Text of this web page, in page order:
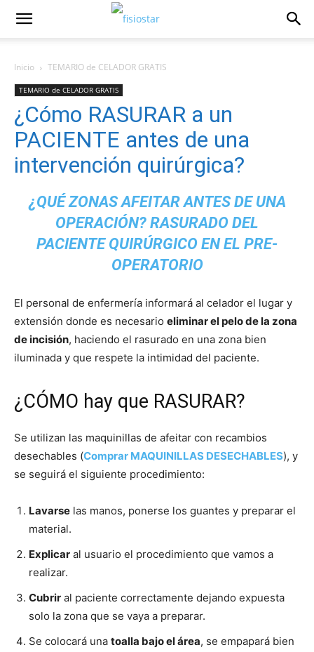
Inicio TEMARIO de CELADOR GRATIS
TEMARIO de CELADOR GRATIS
¿Cómo RASURAR a un
PACIENTE antes de una
intervención quirúrgica?
¿QUÉ ZONAS AFEITAR ANTES DE UNA
OPERACIÓN? RASURADO DEL
PACIENTE QUIRÚRGICO EN EL PRE-
OPERATORIO
El personal de enfermería informará al celador el lugar y
extensión donde es necesario eliminar el pelo de la zona
de incisión, haciendo el rasurado en una zona bien
iluminada y que respete la intimidad del paciente.
¿CÓMO hay que RASURAR?
Se utilizan las maquinillas de afeitar con recambios
desechables (Comprar MAQUINILLAS DESECHABLES), y
se seguirá el siguiente procedimiento:
Lavarse las manos, ponerse los guantes y preparar el
material.
Explicar al usuario el procedimiento que vamos a
realizar.
Cubrir al paciente correctamente dejando expuesta
solo la zona que se vaya a preparar.
Se colocará una toalla bajo el área, se empapará bien